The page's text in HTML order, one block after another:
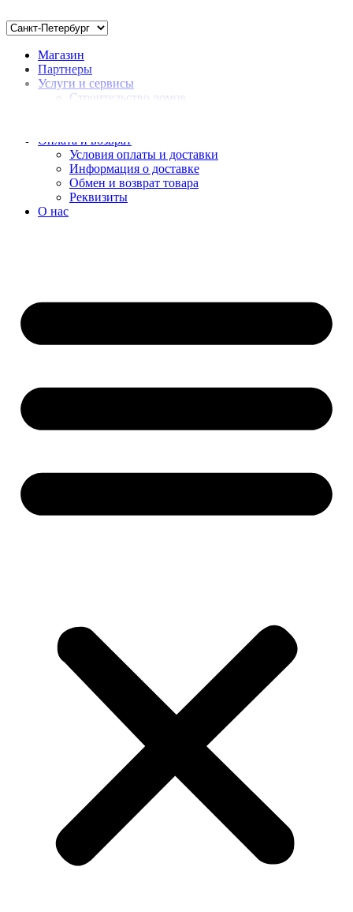
Магазин
Партнеры
Услуги и сервисы
Строительство домов
Оплата и возврат
Условия оплаты и доставки
Информация о доставке
Обмен и возврат товара
Реквизиты
О нас